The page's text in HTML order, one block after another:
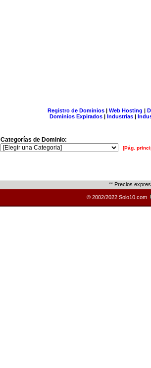
Registro de Dominios| Web Hosting |
Dominios Expirados | Industrias |
Categorías de Dominio:
[Pág.
** Precios
© 2002/2022 Solo10.com